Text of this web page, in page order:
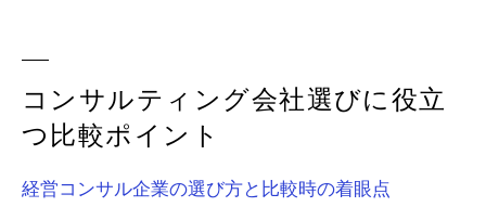
法
経営コンサル業界動向と最新企業一覧の見
コンサルティング会社一覧で業界変化を把
コンサルティング会社選びに役立
つ比較ポイント
経営コンサル企業の選び方と比較時の着眼点